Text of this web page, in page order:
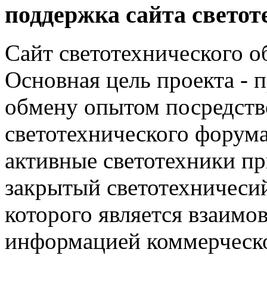
поддержка сайта
Сайт светотехнического
Основная цель проекта -
обмену опытом
светотехнического
активные светотехники
закрытый
которого является
информацией